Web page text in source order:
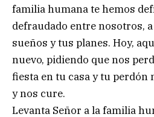
familia humana te hemos
defraudado entre nosotros,
sueños y tus planes. Hoy,
nuevo, pidiendo que nos
fiesta en tu casa y tu perdón
y nos cure.
Levanta Señor a la familia